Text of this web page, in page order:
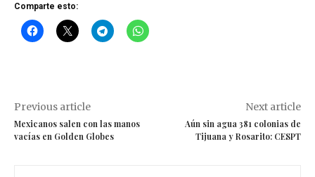
Comparte esto:
Previous article
Mexicanos salen con las manos
vacías en Golden Globes
Next article
Aún sin agua 381 colonias de
Tijuana y Rosarito: CESPT